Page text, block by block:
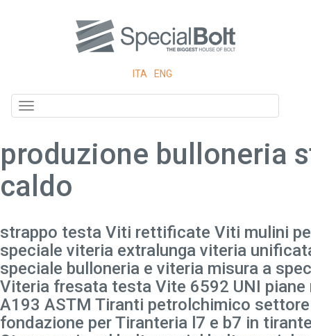
ITA ENG
produzione bulloneria
caldo
strappo testa Viti rettificate Viti mulini
speciale viteria extralunga viteria
speciale bulloneria e viteria misura a
Viteria fresata testa Vite 6592 UNI piane
A193 ASTM Tiranti petrolchimico
fondazione per Tiranteria l7 e b7 in